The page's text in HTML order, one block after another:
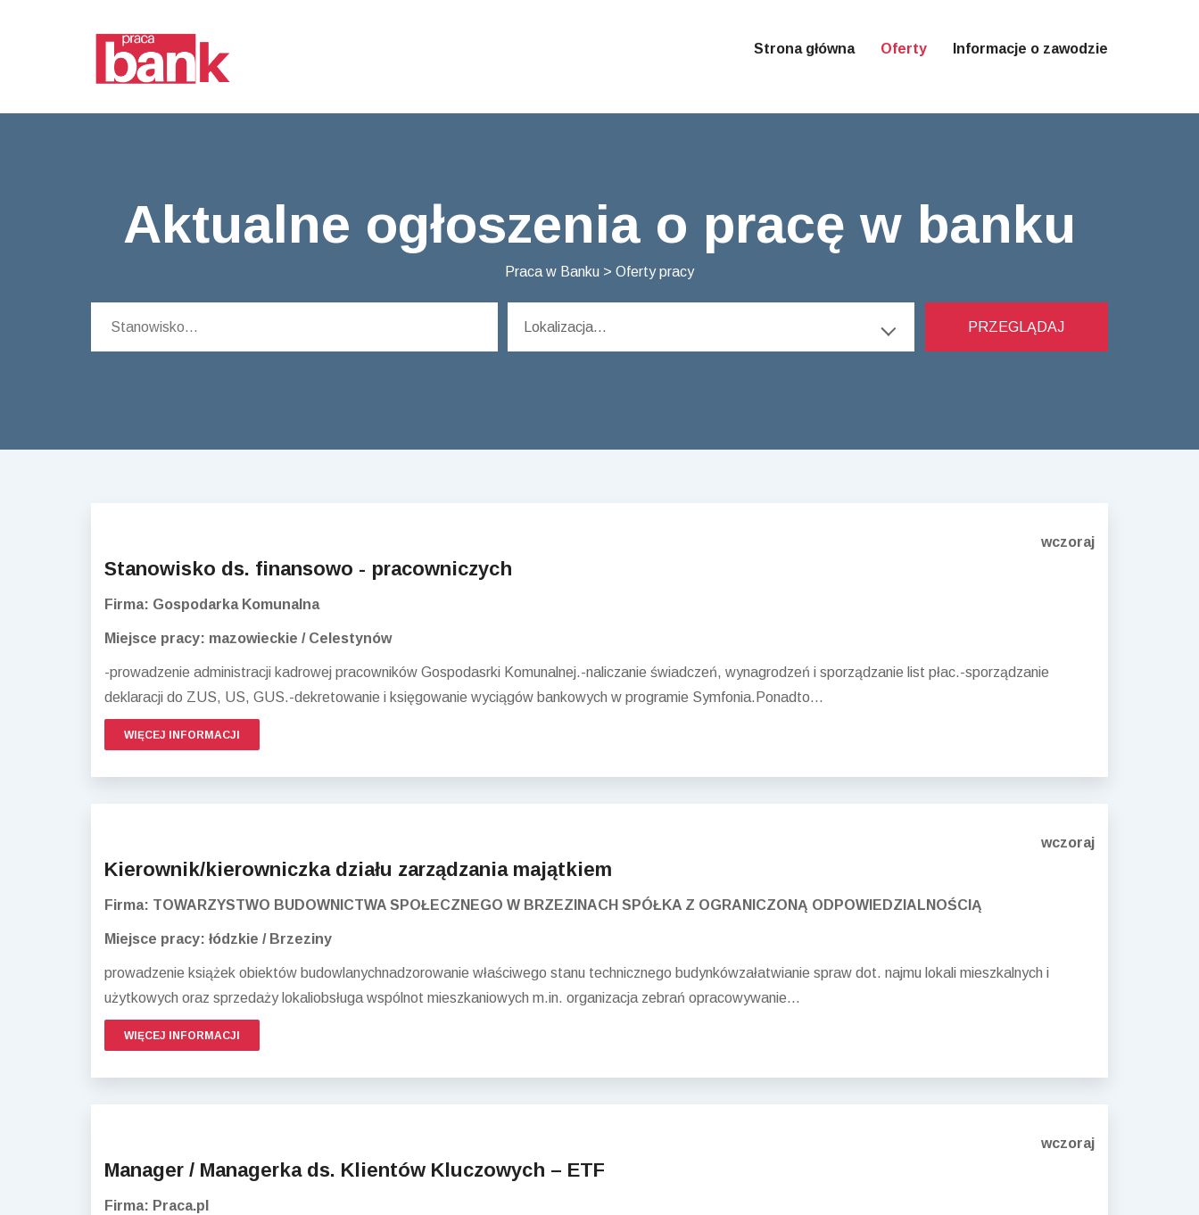
Strona główna Oferty Informacje o zawodzie
Aktualne ogłoszenia o pracę w banku
Praca w Banku > Oferty pracy
Lokalizacja...
wczoraj
Stanowisko ds. finansowo - pracowniczych
Firma: Gospodarka Komunalna
Miejsce pracy: mazowieckie / Celestynów
-prowadzenie administracji kadrowej pracowników Gospodasrki Komunalnej.-naliczanie świadczeń, wynagrodzeń i sporządzanie list płac.-sporządzanie
deklaracji do ZUS, US, GUS.-dekretowanie i księgowanie wyciągów bankowych w programie Symfonia.Ponadto...
WIĘCEJ INFORMACJI
wczoraj
Kierownik/kierowniczka działu zarządzania majątkiem
Firma: TOWARZYSTWO BUDOWNICTWA SPOŁECZNEGO W BRZEZINACH SPÓŁKA Z OGRANICZONĄ ODPOWIEDZIALNOŚCIĄ
Miejsce pracy: łódzkie / Brzeziny
prowadzenie książek obiektów budowlanychnadzorowanie właściwego stanu technicznego budynkówzałatwianie spraw dot. najmu lokali mieszkalnych i
użytkowych oraz sprzedaży lokaliobsługa wspólnot mieszkaniowych m.in. organizacja zebrań opracowywanie...
WIĘCEJ INFORMACJI
wczoraj
Manager / Managerka ds. Klientów Kluczowych – ETF
Firma: Praca.pl